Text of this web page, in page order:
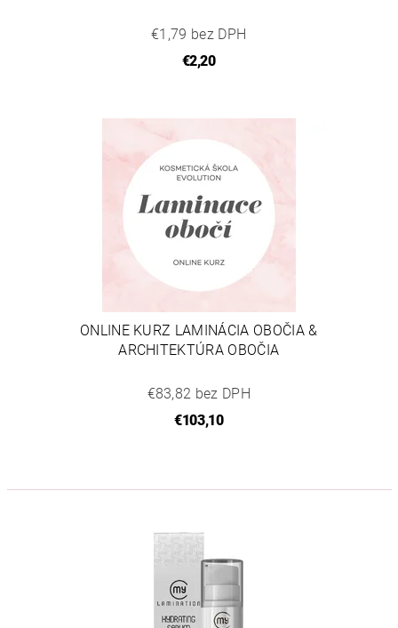
€1,79 bez DPH
€2,20
ONLINE KURZ LAMINÁCIA OBOČIA &
ARCHITEKTÚRA OBOČIA
€83,82 bez DPH
€103,10